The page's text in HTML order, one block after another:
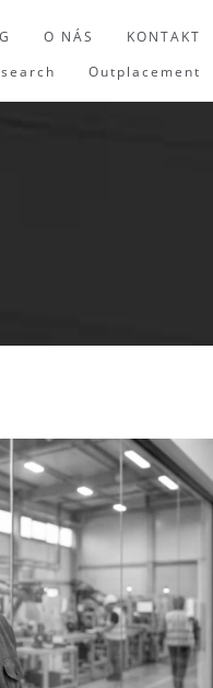
O NÁS
KONTAKT
Outplacement